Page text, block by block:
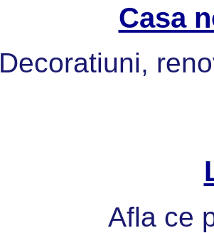
Casa
Decoratiuni,
Afla ce